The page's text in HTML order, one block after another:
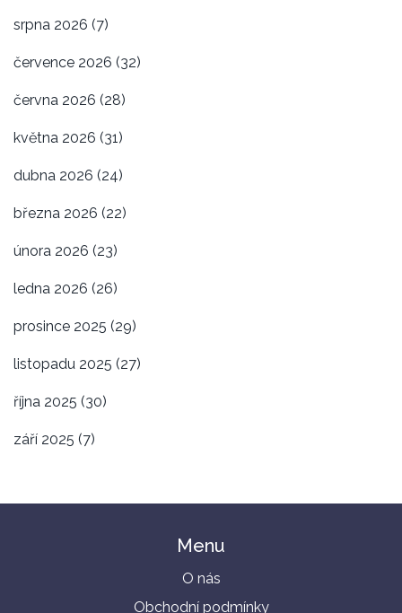
srpna 2026 (7)
července 2026 (32)
června 2026 (28)
května 2026 (31)
dubna 2026 (24)
března 2026 (22)
února 2026 (23)
ledna 2026 (26)
prosince 2025 (29)
listopadu 2025 (27)
října 2025 (30)
září 2025 (7)
Menu
O nás
Obchodní podmínky